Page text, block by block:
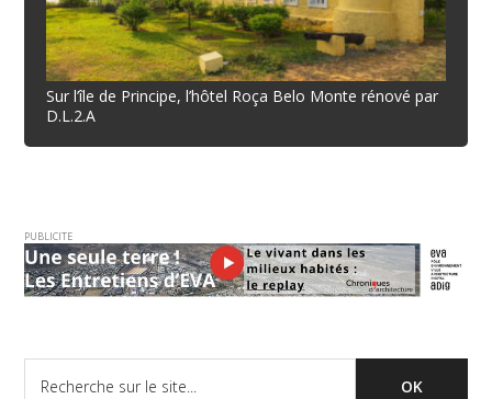
Sur l’île de Principe, l’hôtel Roça Belo Monte rénové par
D.L.2.A
PUBLICITE